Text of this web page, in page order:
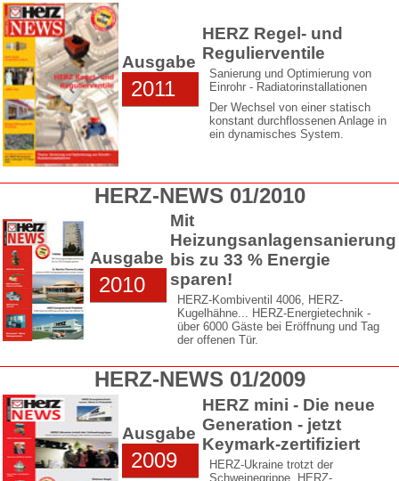
Ausgabe
2011
HERZ Regel- und
Regulierventile
Sanierung und Optimierung von
Einrohr - Radiatorinstallationen
Der Wechsel von einer statisch
konstant durchflossenen Anlage in
ein dynamisches System.
HERZ-NEWS 01/2010
Ausgabe
2010
Mit
Heizungsanlagensanierung
bis zu 33 % Energie
sparen!
HERZ-Kombiventil 4006, HERZ-
Kugelhähne... HERZ-Energietechnik -
über 6000 Gäste bei Eröffnung und Tag
der offenen Tür.
HERZ-NEWS 01/2009
Ausgabe
2009
HERZ mini - Die neue
Generation - jetzt
Keymark-zertifiziert
HERZ-Ukraine trotzt der
Schweinegrippe. HERZ-